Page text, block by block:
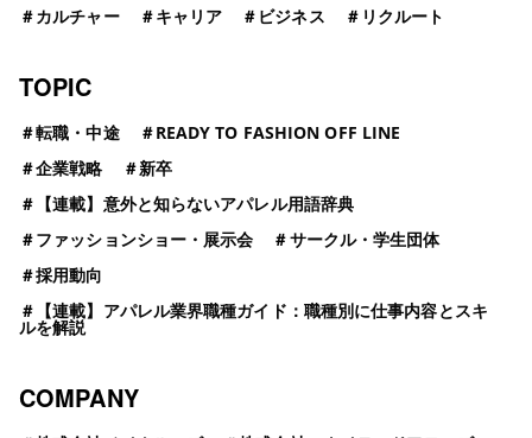
＃カルチャー ＃キャリア ＃ ビジネス ＃ リクルート
TOPIC
＃転職・中途 ＃READY TO FASHION OFF LINE
＃企業戦略 ＃新卒
＃ 【連載】意外と知らないアパレル用語辞典
＃ファッションショー・展示会 ＃サークル・学生団体
＃採用動向
＃ 【連載】アパレル業界職種ガイド：職種別に仕事内容とスキ
ルを解説
COMPANY